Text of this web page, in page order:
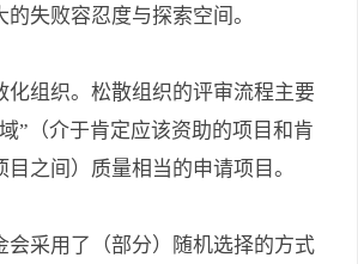
失败容忍度与探索空间。
化组织。松散组织的评审流程主要
”（介于肯定应该资助的项目和肯
之间）质量相当的申请项目。
会采用了（部分）随机选择的方式